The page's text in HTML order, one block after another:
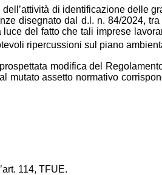
di identificazione delle
disegnato dal d.l. n. 84/2024,
del fatto che tali imprese
ripercussioni sul piano
modifica del
assetto normativo
114, TFUE.